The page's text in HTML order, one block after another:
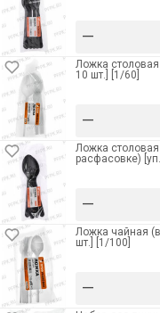
–
Ложка
10 шт.] [1/60]
–
Ложка
расфасовке)
–
Ложка чайная
шт.] [1/100]
–